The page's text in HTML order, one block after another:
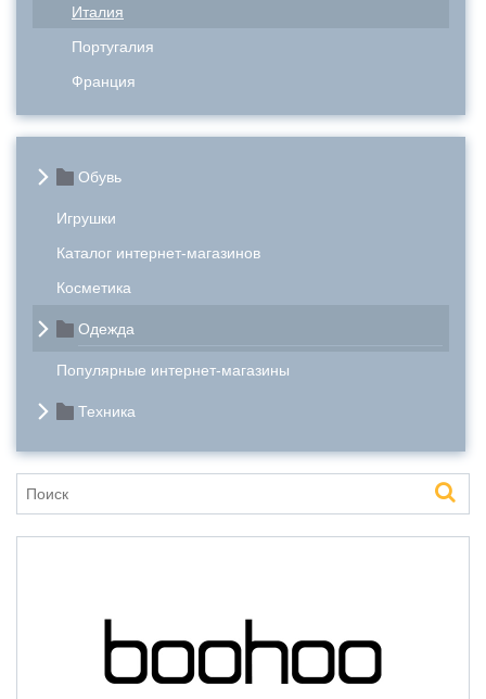
Италия
Португалия
Франция
Обувь
Игрушки
Каталог интернет-магазинов
Косметика
Одежда
Популярные интернет-магазины
Техника